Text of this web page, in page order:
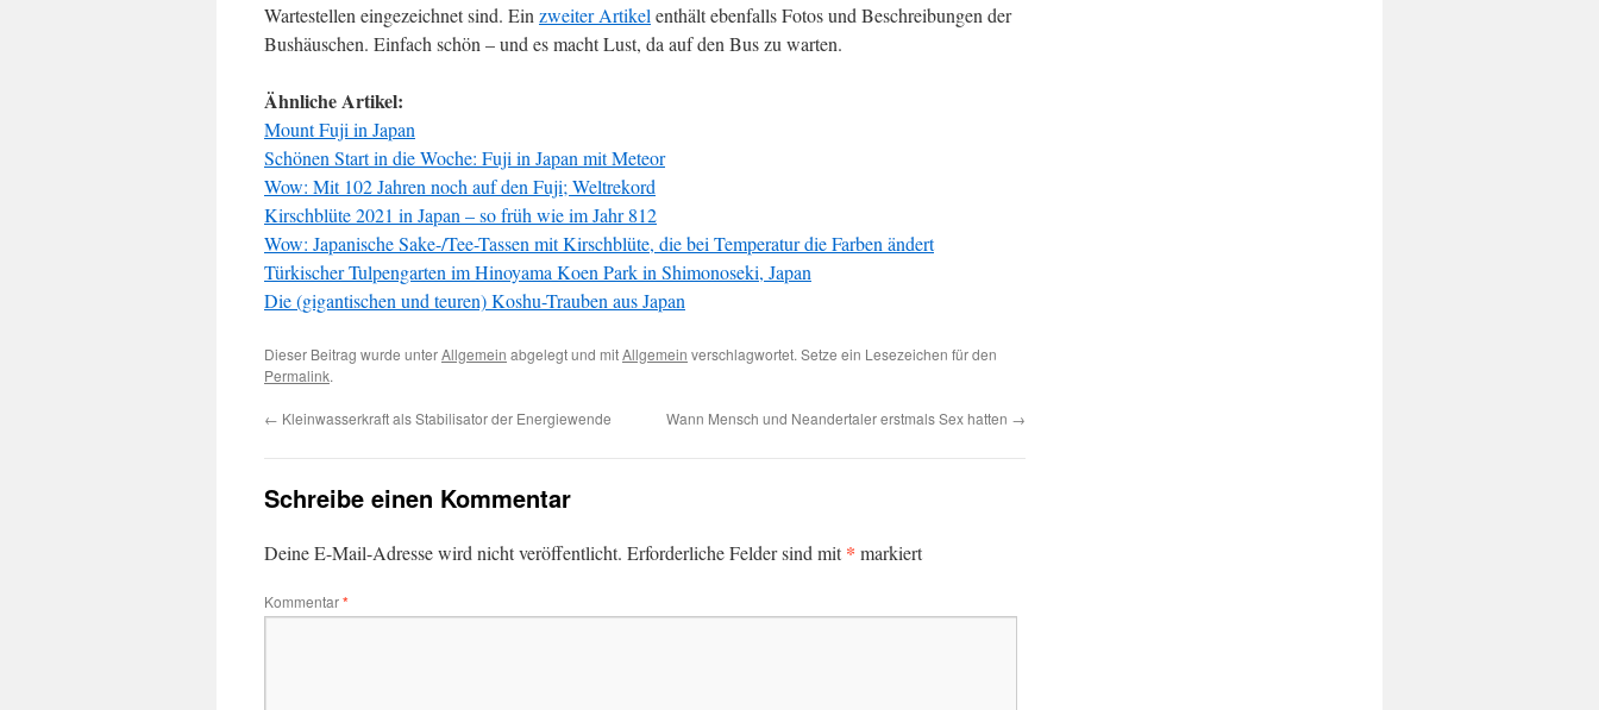
Wartestellen eingezeichnet sind. Ein zweiter Artikel enthält ebenfalls Fotos und Beschreibungen der
Bushäuschen. Einfach schön – und es macht Lust, da auf den Bus zu warten.
Ähnliche Artikel:
Mount Fuji in Japan
Schönen Start in die Woche: Fuji in Japan mit Meteor
Wow: Mit 102 Jahren noch auf den Fuji; Weltrekord
Kirschblüte 2021 in Japan – so früh wie im Jahr 812
Wow: Japanische Sake-/Tee-Tassen mit Kirschblüte, die bei Temperatur die Farben ändert
Türkischer Tulpengarten im Hinoyama Koen Park in Shimonoseki, Japan
Die (gigantischen und teuren) Koshu-Trauben aus Japan
Dieser Beitrag wurde unterAllgemein abgelegt und mitAllgemein verschlagwortet. Setze ein Lesezeichen für den
Permalink.
← Kleinwasserkraft als Stabilisator der Energiewende Wann Mensch und Neandertaler erstmals Sex hatten →
Schreibe einen Kommentar
Deine E-Mail-Adresse wird nicht veröffentlicht. Erforderliche Felder sind mit* markiert
Kommentar*